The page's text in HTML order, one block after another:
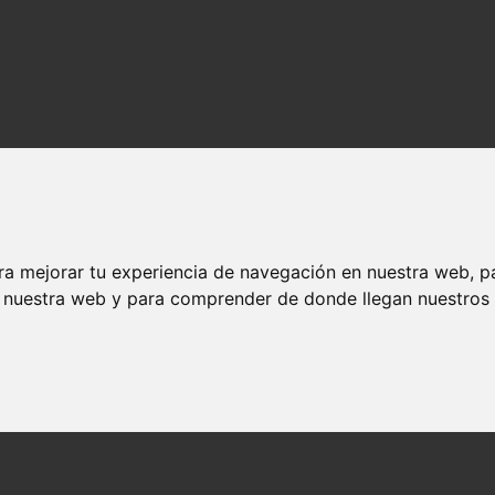
mejorar tu experiencia de navegación en nuestra web,
web y para comprender de donde llegan